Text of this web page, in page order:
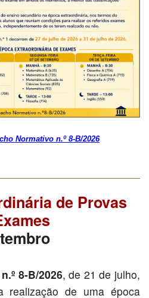
Normativo n.º 8-B/2026
de Provas
8-B/2026, de 21 de julho,
de uma época